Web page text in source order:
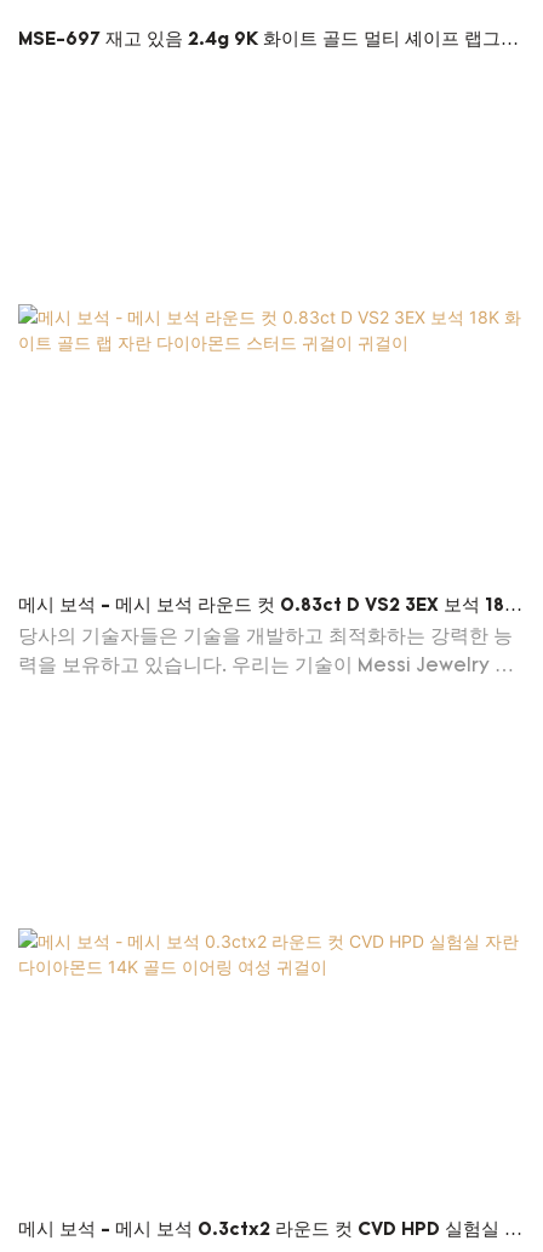
MSE-697 재고 있음 2.4g 9K 화이트 골드 멀티 셰이프 랩그로
메시 보석 - 메시 보석 라운드 컷 0.83ct D VS2 3EX 보석 18K
화이트 골드 랩 자란 다이아몬드 스터드 귀걸이 귀걸이
당사의 기술자들은 기술을 개발하고 최적화하는 강력한 능
력을 보유하고 있습니다. 우리는 기술이 Messi Jewelry 라
메시 보석 - 메시 보석 0.3ctx2 라운드 컷 CVD HPD 실험실 자